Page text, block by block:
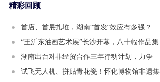
精彩回顾
首店、首展扎堆，湖南“首发”效应有多强？
“王沂东油画艺术展”长沙开幕，八十幅作品集
中亮相
湖南出台对非经贸合作三年行动计划，力争
2028年对非进出口额达800亿元
试飞无人机、拼贴青花瓷！怀化博物馆非遗集